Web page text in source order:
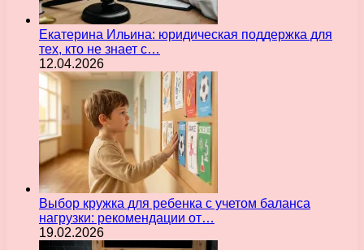
Екатерина Ильина: юридическая поддержка для
тех, кто не знает с…
12.04.2026
Выбор кружка для ребенка с учетом баланса
нагрузки: рекомендации от…
19.02.2026